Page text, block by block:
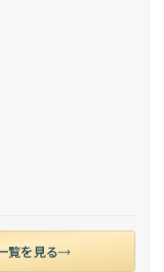
覧を見る